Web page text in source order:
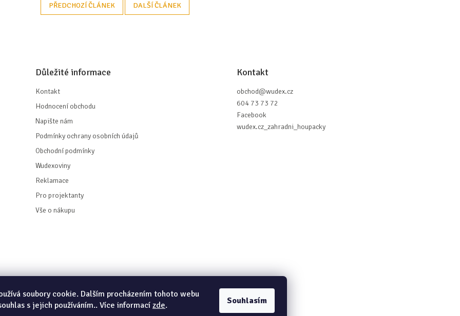
soubory cookie. Dalším procházením tohoto webu
s jejich používáním.. Více informací zde. Souhlasím
PŘEDCHOZÍ ČLÁNEK DALŠÍ ČLÁNEK
Důležité informace
Kontakt
Hodnocení obchodu
Napište nám
Podmínky ochrany osobních údajů
Obchodní podmínky
Wudexoviny
Reklamace
Pro projektanty
Vše o nákupu
Kontakt
obchod@wudex.cz
604 73 73 72
Facebook
wudex.cz_zahradni_houpacky
Copyright 2026 Wudex.cz - Zahradní houpačky. Všechna práva vyhrazena.